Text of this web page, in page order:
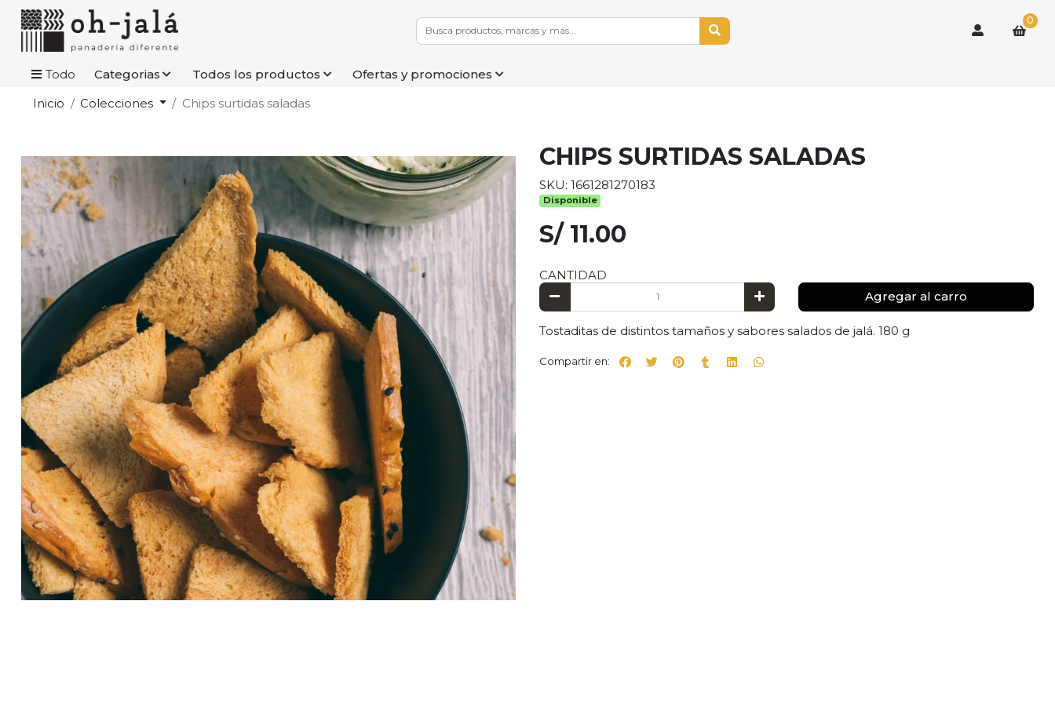
0
Todo Categorias Todos los productos
Ofertas y promociones
Inicio
Colecciones Chips surtidas saladas
CHIPS SURTIDAS SALADAS
SKU: 1661281270183
Disponible
S/ 11.00
CANTIDAD
Agregar al carro
Tostaditas de distintos tamaños y sabores salados de jalá. 180 g
Compartir en: